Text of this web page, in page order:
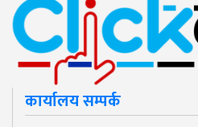
कार्यालय सम्पर्क